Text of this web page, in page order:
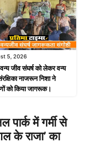
5, 2026
जीव संघर्ष को लेकर वन्य
नाजरून निशा ने
को किया जागरूक।
में गर्मी से
के राजा’ का